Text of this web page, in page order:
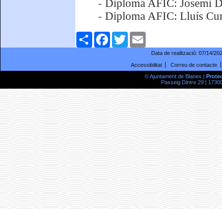
- Diploma AFIC: Josemi
- Diploma AFIC: Lluís
ComparteixFacebookTwitter
Data de realització: 07/14/
Accessibilitat
Correu de contacte
© Ajuntament de Blanes |
Passeig Dintre 29 |